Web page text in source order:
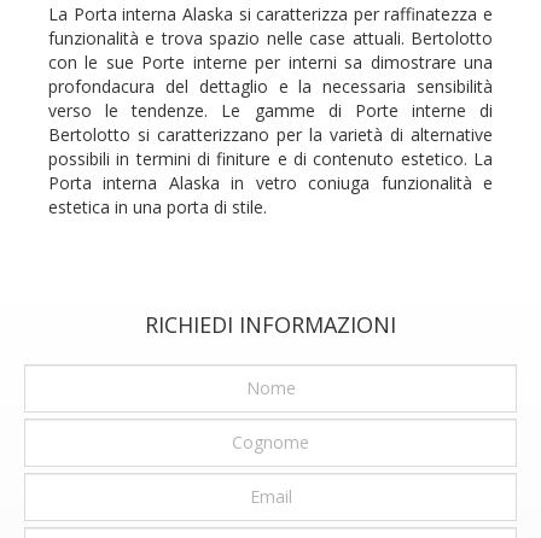
La Porta interna Alaska si caratterizza per raffinatezza e
funzionalità e trova spazio nelle case attuali. Bertolotto
con le sue Porte interne per interni sa dimostrare una
profondacura del dettaglio e la necessaria sensibilità
verso le tendenze. Le gamme di Porte interne di
Bertolotto si caratterizzano per la varietà di alternative
possibili in termini di finiture e di contenuto estetico. La
Porta interna Alaska in vetro coniuga funzionalità e
estetica in una porta di stile.
RICHIEDI INFORMAZIONI